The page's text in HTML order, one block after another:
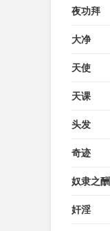
夜功拜
大净
天使
天课
头发
奇迹
奴隶之酬
奸淫